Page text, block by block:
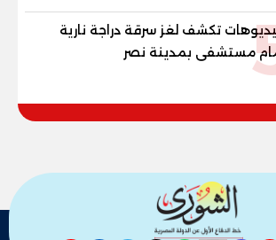
تكشف لغز سرقة دراجة نارية
مستشفى بمدينة نصر